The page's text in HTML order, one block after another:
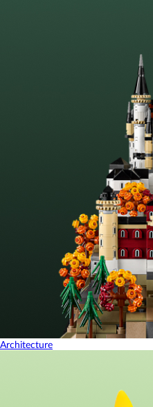
Architecture